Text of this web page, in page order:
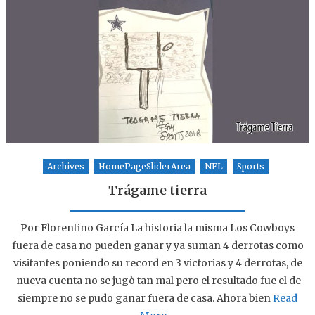
Archives HomePageSliderArea NFL Sports
Trágame tierra
Por Florentino García La historia la misma Los Cowboys
fuera de casa no pueden ganar y ya suman 4 derrotas como
visitantes poniendo su record en 3 victorias y 4 derrotas, de
nueva cuenta no se jugò tan mal pero el resultado fue el de
siempre no se pudo ganar fuera de casa. Ahora bien Read